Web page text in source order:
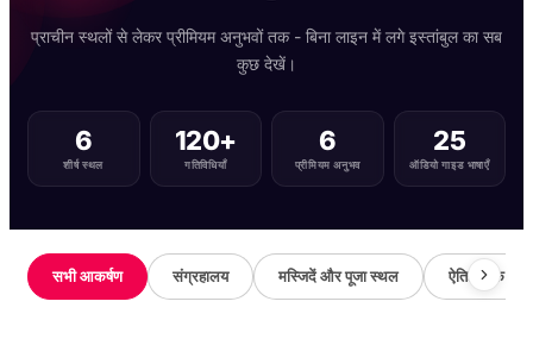
प्राचीन स्थलों से लेकर प्रीमियम अनुभवों तक - बिना लाइन में लगे इस्तांबुल का सब
कुछ देखें।
6
शीर्ष स्थल
120+
गतिविधियाँ
6
प्रीमियम अनुभव
25
ऑडियो गाइड भाषाएँ
सभी आकर्षण संग्रहालय मस्जिदें और पूजा स्थल ऐतिहासिक